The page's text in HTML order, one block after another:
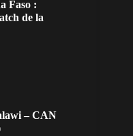
Faso :
de la
– CAN